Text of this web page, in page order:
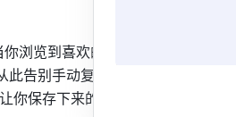
浏览到喜欢的网
告别手动复制粘
你保存下来的内容